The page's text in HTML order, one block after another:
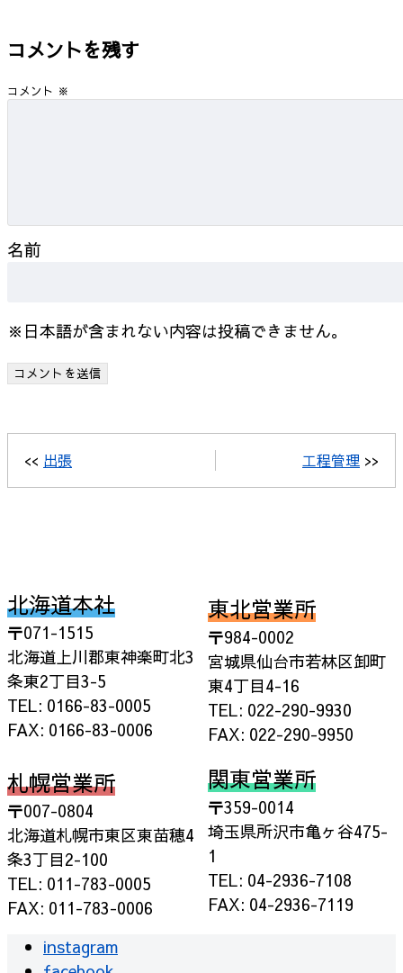
コメントを残す
コメント ※
名前
※日本語が含まれない内容は投稿できません。
<< 出張 工程管理 >>
北海道本社
〒071-1515
北海道上川郡東神楽町北3
条東2丁目3-5
TEL: 0166-83-0005
FAX: 0166-83-0006
札幌営業所
〒007-0804
北海道札幌市東区東苗穂4
条3丁目2-100
TEL: 011-783-0005
FAX: 011-783-0006
東北営業所
〒984-0002
宮城県仙台市若林区卸町
東4丁目4-16
TEL: 022-290-9930
FAX: 022-290-9950
関東営業所
〒359-0014
埼玉県所沢市亀ヶ谷475-
1
TEL: 04-2936-7108
FAX: 04-2936-7119
instagram